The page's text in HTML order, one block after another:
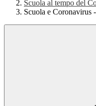
Scuola al tempo del
Scuola e Coronavirus